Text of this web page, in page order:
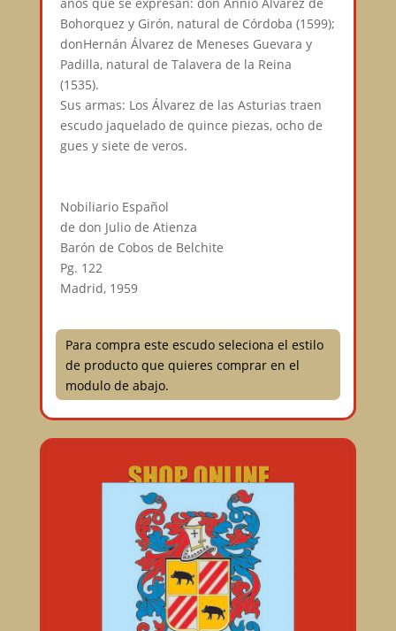
Bohorquez y Girón, natural de Córdoba (1599);
donHernán Álvarez de Meneses Guevara y
Padilla, natural de Talavera de la Reina
(1535).⠀
Sus armas: Los Álvarez de las Asturias traen
escudo jaquelado de quince piezas, ocho de
gues y siete de veros.⠀
Nobiliario Español⠀
de don Julio de Atienza⠀
Barón de Cobos de Belchite⠀
Pg. 122⠀
Madrid, 1959⠀
Para compra este escudo seleciona el estilo
de producto que quieres comprar en el
modulo de abajo.